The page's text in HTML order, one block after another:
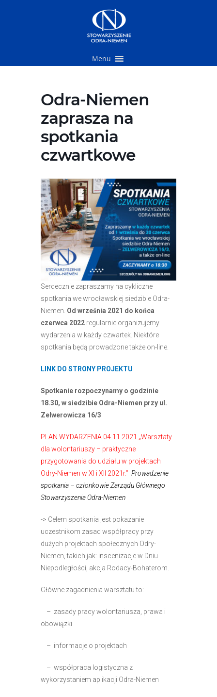
Menu
Odra-Niemen
zaprasza na
spotkania
czwartkowe
Serdecznie zapraszamy na cykliczne
spotkania we wrocławskiej siedzibie Odra-
Niemen. Od września 2021 do końca
czerwca 2022 regularnie organizujemy
wydarzenia w każdy czwartek. Niektóre
spotkania będą prowadzone także on-line.
LINK DO STRONY PROJEKTU
Spotkanie rozpoczynamy o godzinie
18.30, w siedzibie Odra-Niemen przy ul.
Zelwerowicza 16/3
PLAN WYDARZENIA 04.11.2021 „Warsztaty
dla wolontariuszy – praktyczne
przygotowania do udziału w projektach
Odry-Niemen w XI i XII 2021r.” Prowadzenie
spotkania – członkowie Zarządu Głównego
Stowarzyszenia Odra-Niemen
-> Celem spotkania jest pokazanie
uczestnikom zasad współpracy przy
dużych projektach społecznych Odry-
Niemen, takich jak: inscenizacje w Dniu
Niepodległości, akcja Rodacy-Bohaterom.
Główne zagadnienia warsztatu to:
– zasady pracy wolontariusza, prawa i
obowiązki
– informacje o projektach
– współpraca logistyczna z
wykorzystaniem aplikacji Odra-Niemen